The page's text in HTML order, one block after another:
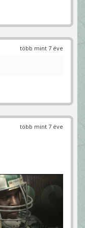
több mint 7 éve
több mint 7 éve